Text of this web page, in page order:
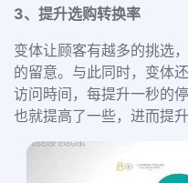
3、提升选购转换率
变体让顾客有越多的挑选
的留意。与此同时，变体
访问時间，每提升一秒的
也就提高了一些，进而提